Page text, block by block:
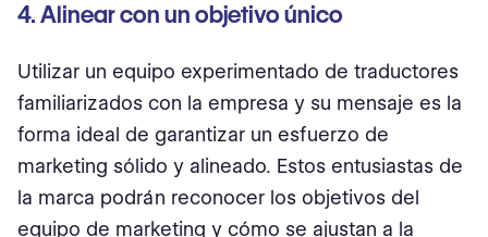
4. Alinear con un objetivo único
Utilizar un equipo experimentado de traductores
familiarizados con la empresa y su mensaje es la
forma ideal de garantizar un esfuerzo de
marketing sólido y alineado. Estos entusiastas de
la marca podrán reconocer los objetivos del
equipo de marketing y cómo se ajustan a la